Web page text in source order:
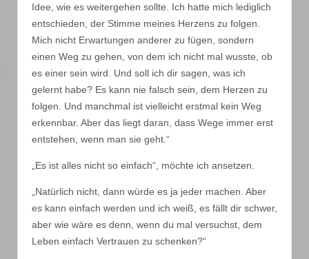
Idee, wie es weitergehen sollte. Ich hatte mich lediglich
entschieden, der Stimme meines Herzens zu folgen.
Mich nicht Erwartungen anderer zu fügen, sondern
einen Weg zu gehen, von dem ich nicht mal wusste, ob
es einer sein wird. Und soll ich dir sagen, was ich
gelernt habe? Es kann nie falsch sein, dem Herzen zu
folgen. Und manchmal ist vielleicht erstmal kein Weg
erkennbar. Aber das liegt daran, dass Wege immer erst
entstehen, wenn man sie geht.“
„Es ist alles nicht so einfach“, möchte ich ansetzen.
„Natürlich nicht, dann würde es ja jeder machen. Aber
es kann einfach werden und ich weiß, es fällt dir schwer,
aber wie wäre es denn, wenn du mal versuchst, dem
Leben einfach Vertrauen zu schenken?“